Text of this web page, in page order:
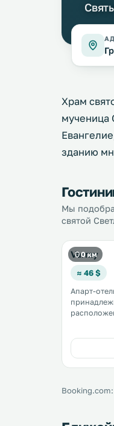
Храм
мученица
зданию
Мы
святой
0 км
Varmy
≈ 46 $
Апарт-
Айос-Николаос. К
Booking.com: